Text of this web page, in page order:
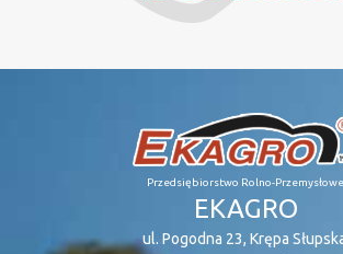
Przedsiębiorstwo Rolno-Przemysłowe
EKAGRO
ul. Pogodna 23, Krępa